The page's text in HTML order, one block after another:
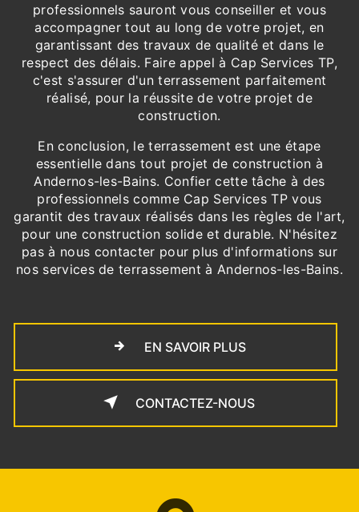
professionnels sauront vous conseiller et vous
accompagner tout au long de votre projet, en
garantissant des travaux de qualité et dans le
respect des délais. Faire appel à Cap Services TP,
c'est s'assurer d'un terrassement parfaitement
réalisé, pour la réussite de votre projet de
construction.
En conclusion, le terrassement est une étape
essentielle dans tout projet de construction à
Andernos-les-Bains. Confier cette tâche à des
professionnels comme Cap Services TP vous
garantit des travaux réalisés dans les règles de l'art,
pour une construction solide et durable. N'hésitez
pas à nous contacter pour plus d'informations sur
nos services de terrassement à Andernos-les-Bains.
EN SAVOIR PLUS
CONTACTEZ-NOUS